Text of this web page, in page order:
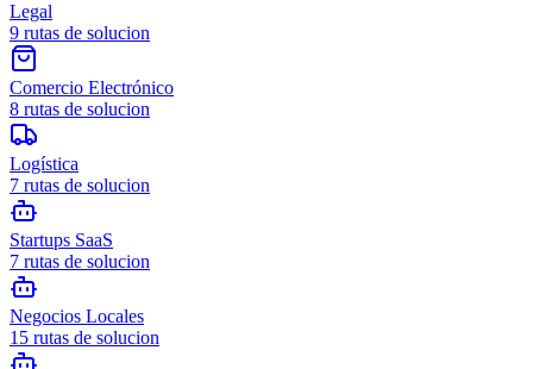
Legal
9 rutas de solucion
Comercio Electrónico
8 rutas de solucion
Logística
7 rutas de solucion
Startups SaaS
7 rutas de solucion
Negocios Locales
15 rutas de solucion